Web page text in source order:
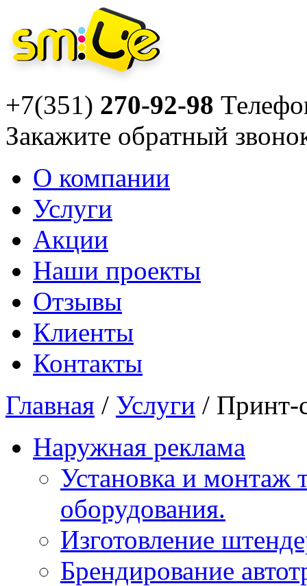
+7(351) 270-92-98
Закажите обратный
О компании
Услуги
Акции
Наши проекты
Отзывы
Клиенты
Контакты
Главная / Услуги / Принт-
Наружная реклама
Установка и монтаж
оборудования.
Изготовление
Брендирование